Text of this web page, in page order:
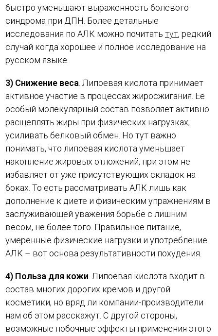
быстро уменьшают выраженность болевого
синдрома при ДПН. Более детальные
исследования по АЛК можно почитатьтут, редкий
случай когда хорошее и полное исследование на
русском языке.
3) Снижение веса . Липоевая кислота принимает
активное участие в процессах жиросжигания. Ее
особый молекулярный состав позволяет активно
расщеплять жиры при физических нагрузках,
усиливать белковый обмен. Но тут важно
понимать, что липоевая кислота уменьшает
накопление жировых отложений, при этом не
избавляет от уже присутствующих складок на
боках. То есть рассматривать АЛК лишь как
дополнение к диете и физическим упражнениям в
заслуживающей уважения борьбе с лишним
весом, не более того. Правильное питание,
умеренные физические нагрузки и употребление
АЛК – вот основа результативности похудения.
4) Польза для кожи . Липоевая кислота входит в
состав многих дорогих кремов и другой
косметики, но вряд ли компании-производители
нам об этом расскажут. С другой стороны,
возможные побочные эффекты применения этого